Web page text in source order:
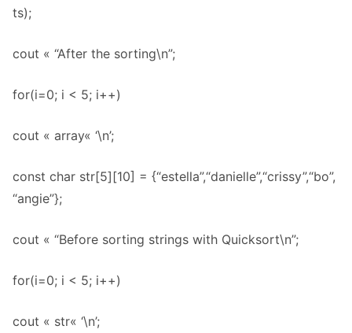
ts);
cout « “After the sorting\n”;
for(i=0; i < 5; i++)
cout « array« ‘\n’;
const char str[5][10] = {“estella”,“danielle”,“crissy”,“bo”,
“angie”};
cout « “Before sorting strings with Quicksort\n”;
for(i=0; i < 5; i++)
cout « str« ‘\n’;